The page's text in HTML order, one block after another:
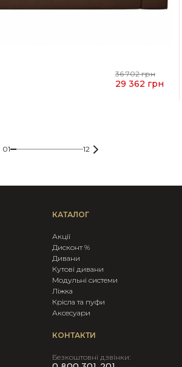
36 702 грн
29 362 грн
01 12
КАТАЛОГ
Акції
Дисконт %
Дивани
Кутові дивани
Модульні системи
Ліжка
Крicла та пуфи
Аксесуари
КОНТАКТИ
Безкоштовні дзвінки: